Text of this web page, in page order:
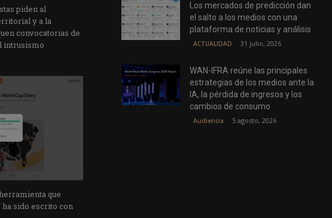
piden al
y a la
convocatorias de
intrusismo
que
sido escrito con
Los mercados de predicción dan
el salto a los medios con una
plataforma de noticias y análisis
ACTUALIDAD 31 julio, 2026
WAN-IFRA reúne las principales
estrategias de los medios ante la
IA, la pérdida de ingresos y los
cambios de consumo
Audiencia 5 agosto, 2026